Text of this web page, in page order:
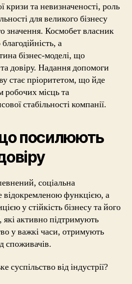
кризи та невизначеності, роль
для великого бізнесу
значення. Космобет власник
а
бізнес-моделі, що
та довіру. Надання допомоги
стає пріоритетом, що йде
робочих місць та
стабільності компанії.
посилюють
соціальна
відокремленою функцією, а
у стійкість бізнесу та його
які активно підтримують
у важкі часи, отримують
споживачів.
суспільство від індустрії?